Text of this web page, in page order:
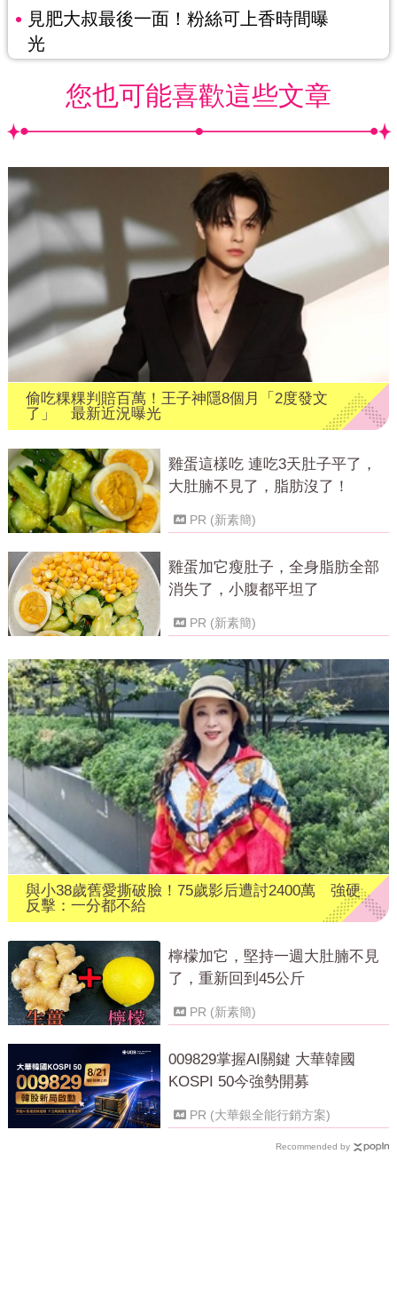
見肥大叔最後一面！粉絲可上香時間曝
光
您也可能喜歡這些文章
偷吃粿粿判賠百萬！王子神隱8個月「2度發文
了」 最新近況曝光
雞蛋這樣吃 連吃3天肚子平了，
大肚腩不見了，脂肪沒了！
PR (新素簡)
雞蛋加它瘦肚子，全身脂肪全部
消失了，小腹都平坦了
PR (新素簡)
與小38歲舊愛撕破臉！75歲影后遭討2400萬 強硬
反擊：一分都不給
檸檬加它，堅持一週大肚腩不見
了，重新回到45公斤
PR (新素簡)
009829掌握AI關鍵 大華韓國
KOSPI 50今強勢開募
PR (大華銀全能行銷方案)
Recommended by